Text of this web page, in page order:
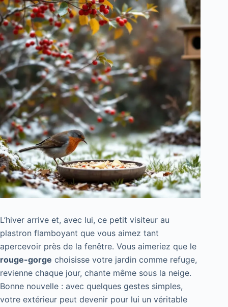
L’hiver arrive et, avec lui, ce petit visiteur au
plastron flamboyant que vous aimez tant
apercevoir près de la fenêtre. Vous aimeriez que le
rouge-gorge choisisse votre jardin comme refuge,
revienne chaque jour, chante même sous la neige.
Bonne nouvelle : avec quelques gestes simples,
votre extérieur peut devenir pour lui un véritable